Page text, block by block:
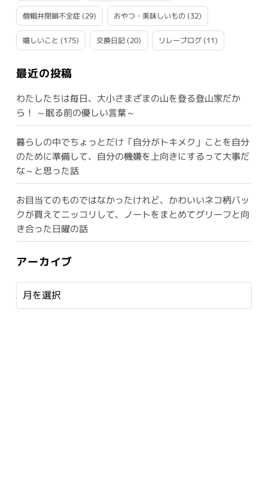
僧帽弁閉鎖不全症(29) おやつ・美味しいもの (32)
嬉しいこと (175) 交換日記(20) リレーブログ(11)
最近の投稿
わたしたちは毎日、大小さまざまの山を登る登山家だか
ら！ ～眠る前の優しい言葉～
暮らしの中でちょっとだけ「自分がトキメク」ことを自分
のために準備して、自分の機嫌を上向きにするって大事だ
な～と思った話
お目当てのものではなかったけれど、かわいいネコ柄バッ
クが買えてニッコリして、ノートをまとめてグリーフと向
き合った日曜の話
アーカイブ